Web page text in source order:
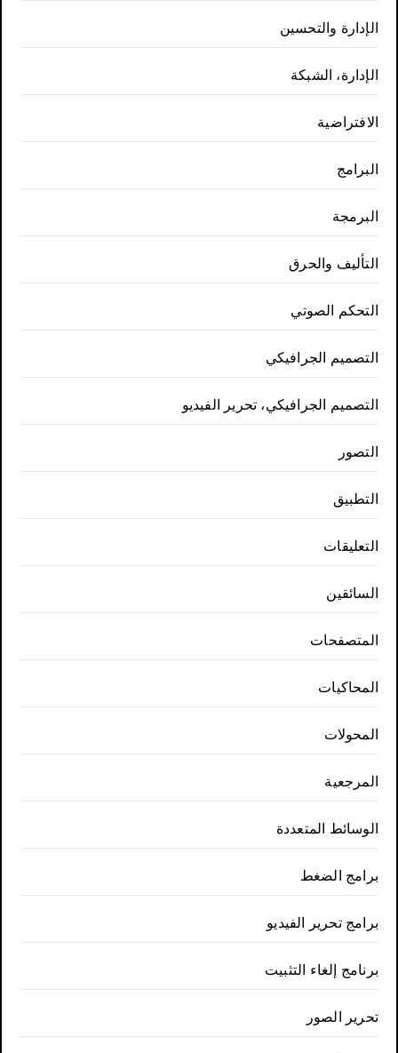
الإدارة والتحسين
الإدارة، الشبكة
الافتراضية
البرامج
البرمجة
التأليف والحرق
التحكم الصوتي
التصميم الجرافيكي
التصميم الجرافيكي، تحرير الفيديو
التصور
التطبيق
التعليقات
السائقين
المتصفحات
المحاكيات
المحولات
المرجعية
الوسائط المتعددة
برامج الضغط
برامج تحرير الفيديو
برنامج إلغاء التثبيت
تحرير الصور